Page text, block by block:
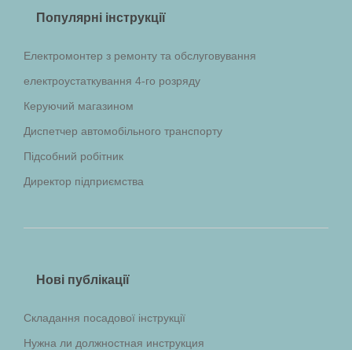
Популярні інструкції
Електромонтер з ремонту та обслуговування
електроустаткування 4-го розряду
Керуючий магазином
Диспетчер автомобільного транспорту
Підсобний робітник
Директор підприємства
Нові публікації
Складання посадової інструкції
Нужна ли должностная инструкция